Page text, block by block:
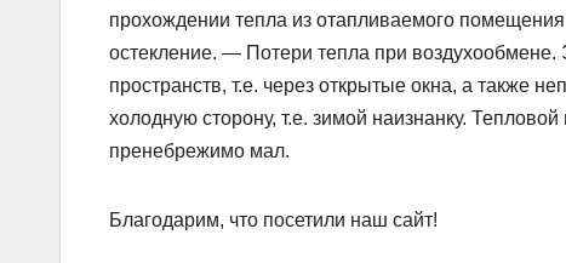
прохождении тепла из отапливаемого
остекление. — Потери тепла при воздухообмене.
пространств, т.е. через открытые окна, а также
холодную сторону, т.е. зимой наизнанку.
пренебрежимо мал.
Благодарим, что посетили наш сайт!